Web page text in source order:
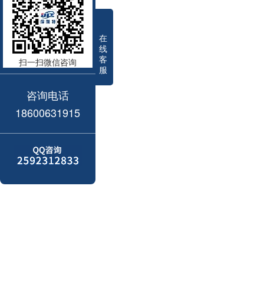
在
线
客
服
扫一扫微信咨询
咨询电话
18600631915